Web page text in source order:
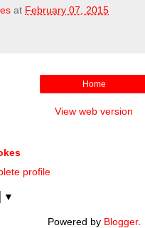
at February 07, 2015
Home
View web version
profile
▼
Powered by Blogger.